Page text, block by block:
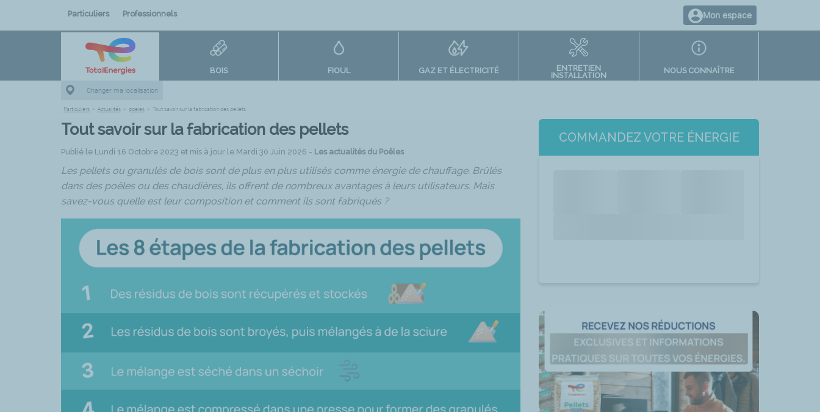
Particuliers Professionnels Mon espace
BOIS FIOUL GAZ ET ÉLECTRICITÉ
ENTRETIEN
INSTALLATION
NOUS CONNAÎTRE
Changer ma localisation
Particuliers > Actualités > poeles > Tout savoir sur la fabrication des pellets
Tout savoir sur la fabrication des pellets
Publié le Lundi 16 Octobre 2023 et mis à jour le Mardi 30 Juin 2026 - Les actualités du Poêles
Les pellets ou granulés de bois sont de plus en plus utilisés comme énergie de chauffage. Brûlés
dans des poêles ou des chaudières, ils offrent de nombreux avantages à leurs utilisateurs. Mais
savez-vous quelle est leur composition et comment ils sont fabriqués ?
COMMANDEZ VOTRE ÉNERGIE